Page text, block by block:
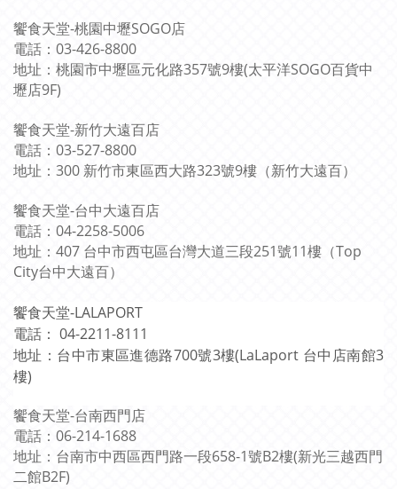
饗食天堂-桃園中壢SOGO店
電話：03-426-8800
地址：桃園市中壢區元化路357號9樓(太平洋SOGO百貨中
壢店9F)
饗食天堂-新竹大遠百店
電話：03-527-8800
地址：300 新竹市東區西大路323號9樓（新竹大遠百）
饗食天堂-台中大遠百店
電話：04-2258-5006
地址：407 台中市西屯區台灣大道三段251號11樓（Top
City台中大遠百）
饗食天堂-LALAPORT
電話： 04-2211-8111
地址：台中市東區進德路700號3樓(LaLaport 台中店南館3
樓)
饗食天堂-台南西門店
電話：06-214-1688
地址：台南市中西區西門路一段658-1號B2樓(新光三越西門
二館B2F)